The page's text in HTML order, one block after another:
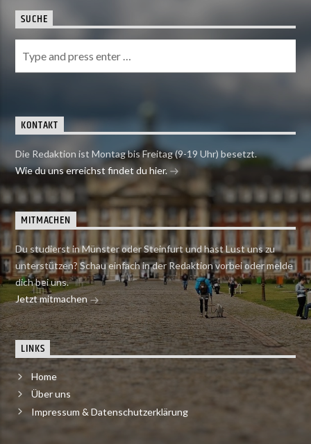
SUCHE
KONTAKT
Die Redaktion ist Montag bis Freitag (9-19 Uhr) besetzt.
Wie du uns erreichst findet du hier.
MITMACHEN
Du studierst in Münster oder Steinfurt und hast Lust uns zu
unterstützen? Schau einfach in der Redaktion vorbei oder melde
dich bei uns.
Jetzt mitmachen
LINKS
Home
Über uns
Impressum & Datenschutzerklärung